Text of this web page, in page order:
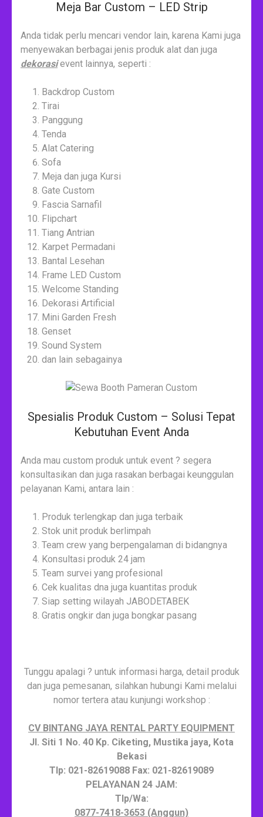
Meja Bar Custom – LED Strip
Anda tidak perlu mencari vendor lain, karena Kami juga
menyewakan berbagai jenis produk alat dan juga
dekorasievent lainnya, seperti :
Backdrop Custom
Tirai
Panggung
Tenda
Alat Catering
Sofa
Meja dan juga Kursi
Gate Custom
Fascia Sarnafil
Flipchart
Tiang Antrian
Karpet Permadani
Bantal Lesehan
Frame LED Custom
Welcome Standing
Dekorasi Artificial
Mini Garden Fresh
Genset
Sound System
dan lain sebagainya
Spesialis Produk Custom – Solusi Tepat
Kebutuhan Event Anda
Anda mau custom produk untuk event ? segera
konsultasikan dan juga rasakan berbagai keunggulan
pelayanan Kami, antara lain :
Produk terlengkap dan juga terbaik
Stok unit produk berlimpah
Team crew yang berpengalaman di bidangnya
Konsultasi produk 24 jam
Team survei yang profesional
Cek kualitas dna juga kuantitas produk
Siap setting wilayah JABODETABEK
Gratis ongkir dan juga bongkar pasang
Tunggu apalagi ? untuk informasi harga, detail produk
dan juga pemesanan, silahkan hubungi Kami melalui
nomor tertera atau kunjungi workshop :
CV BINTANG JAYA RENTAL PARTY EQUIPMENT
Jl. Siti 1 No. 40 Kp. Ciketing, Mustika jaya, Kota
Bekasi
Tlp: 021-82619088 Fax: 021-82619089
PELAYANAN 24 JAM:
Tlp/Wa:
0877-7418-3653 (Anggun)